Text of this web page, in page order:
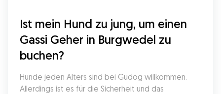
Ist mein Hund zu jung, um einen
Gassi Geher in Burgwedel zu
buchen?
Hunde jeden Alters sind bei Gudog willkommen.
Allerdings ist es für die Sicherheit und das